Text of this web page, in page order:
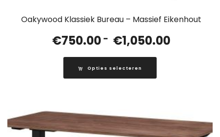
Oakywood Klassiek Bureau – Massief Eikenhout
€750.00 - €1,050.00
Opties selecteren